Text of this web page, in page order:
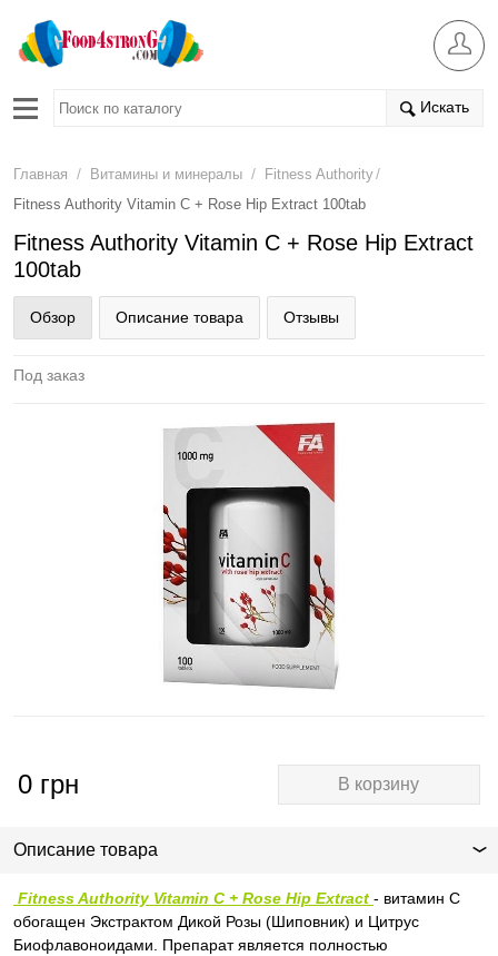
Искать
Главная / Витамины и минералы / Fitness Authority/
Fitness Authority Vitamin C + Rose Hip Extract 100tab
Fitness Authority Vitamin C + Rose Hip Extract
100tab
Обзор Описание товара Отзывы
Под заказ
0 грн В корзину
Описание товара
Fitness Authority Vitamin C + Rose Hip Extract - витамин С
обогащен Экстрактом Дикой Розы (Шиповник) и Цитрус
Биофлавоноидами. Препарат является полностью